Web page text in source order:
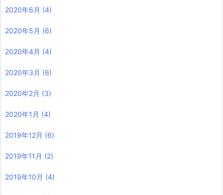
2020年6月 (4)
2020年5月 (6)
2020年4月 (4)
2020年3月 (6)
2020年2月 (3)
2020年1月 (4)
2019年12月 (6)
2019年11月 (2)
2019年10月 (4)